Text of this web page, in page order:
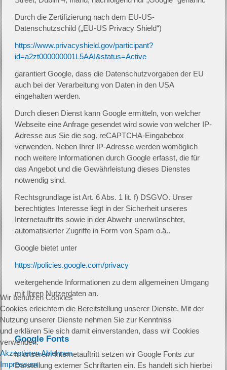
Durch die Zertifizierung nach dem EU-US-
Datenschutzschild („EU-US Privacy Shield“)
https://www.privacyshield.gov/participant?
id=a2zt000000001L5AAI&status=Active
garantiert Google, dass die Datenschutzvorgaben der EU
auch bei der Verarbeitung von Daten in den USA
eingehalten werden.
Durch diesen Dienst kann Google ermitteln, von welcher
Webseite eine Anfrage gesendet wird sowie von welcher IP-
Adresse aus Sie die sog. reCAPTCHA-Eingabebox
verwenden. Neben Ihrer IP-Adresse werden womöglich
noch weitere Informationen durch Google erfasst, die für
das Angebot und die Gewährleistung dieses Dienstes
notwendig sind.
Rechtsgrundlage ist Art. 6 Abs. 1 lit. f) DSGVO. Unser
berechtigtes Interesse liegt in der Sicherheit unseres
Internetauftritts sowie in der Abwehr unerwünschter,
automatisierter Zugriffe in Form von Spam o.ä..
Google bietet unter
https://policies.google.com/privacy
weitergehende Informationen zu dem allgemeinen Umgang
mit Ihren Nutzerdaten an.
Google Fonts
In unserem Internetauftritt setzen wir Google Fonts zur
Darstellung externer Schriftarten ein. Es handelt sich hierbei
Wir benutzen Cookies
Cookies erleichtern die Bereitstellung unserer Dienste. Mit der
Nutzung unserer Dienste nehmen Sie zur Kenntniss
und erklären Sie sich damit einverstanden, dass wir Cookies
verwenden.
AkzeptierenAblehnen
Impressum